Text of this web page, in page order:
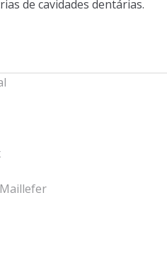
de cavidades dentárias.